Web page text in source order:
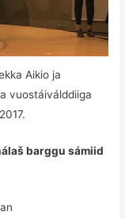
Aikio ja
vuostáiválddiiga
barggu sámiid